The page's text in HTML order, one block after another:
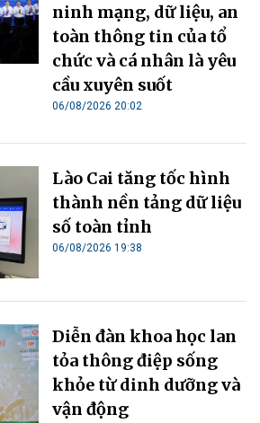
ninh mạng, dữ liệu, an
toàn thông tin của tổ
chức và cá nhân là yêu
cầu xuyên suốt
06/08/2026 20:02
Lào Cai tăng tốc hình
thành nền tảng dữ liệu
số toàn tỉnh
06/08/2026 19:38
Diễn đàn khoa học lan
tỏa thông điệp sống
khỏe từ dinh dưỡng và
vận động